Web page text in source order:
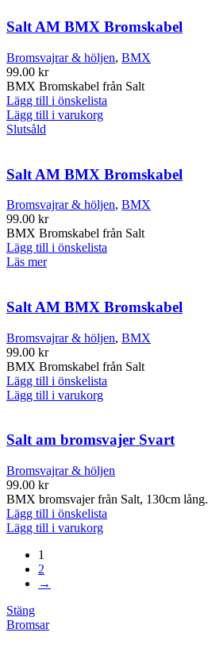
Salt AM BMX Bromskabel
Bromsvajrar & höljen, BMX
99.00 kr
BMX Bromskabel från Salt
Lägg till i önskelista
Lägg till i varukorg
Slutsåld
Salt AM BMX Bromskabel
Bromsvajrar & höljen, BMX
99.00 kr
BMX Bromskabel från Salt
Lägg till i önskelista
Läs mer
Salt AM BMX Bromskabel
Bromsvajrar & höljen, BMX
99.00 kr
BMX Bromskabel från Salt
Lägg till i önskelista
Lägg till i varukorg
Salt am bromsvajer Svart
Bromsvajrar & höljen
99.00 kr
BMX bromsvajer från Salt, 130cm lång.
Lägg till i önskelista
Lägg till i varukorg
1
2
→
Stäng
Bromsar